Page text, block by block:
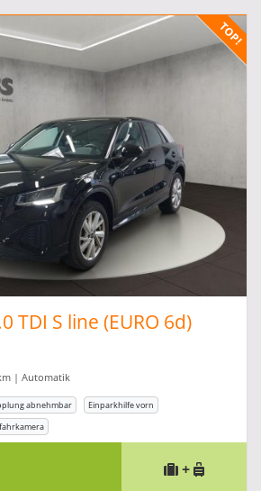
TDI S line (EURO 6d)
| Automatik
abnehmbar
Einparkhilfe vorn
+